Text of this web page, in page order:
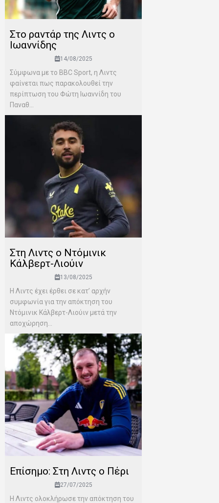
Στο ραντάρ της Λιντς ο
Ιωαννίδης
14/08/2025
Σύμφωνα με το BBC Sport, η Λιντς
φαίνεται πως παρακολουθεί την
περίπτωση του Φώτη Ιωαννίδη του
Παναθ...
Στη Λιντς ο Ντόμινικ
Κάλβερτ-Λιούιν
13/08/2025
Η Λιντς έχει έρθει σε κατ’ αρχήν
συμφωνία για την απόκτηση του
Ντόμινικ Κάλβερτ-Λιούιν μετά την
αποχώρηση...
Επίσημο: Στη Λιντς ο Πέρι
27/07/2025
Η Λιντς ολοκλήρωσε την απόκτηση του